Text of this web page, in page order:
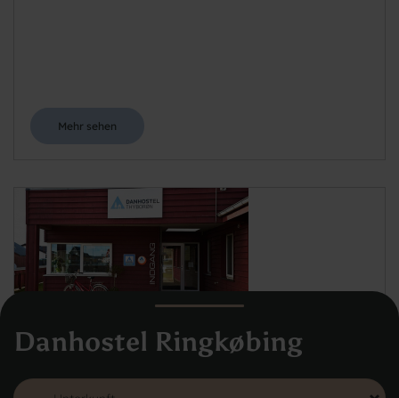
Danhostel Ringkøbing
Mehr sehen
Danhostel Thyborøn
Harboørevej 10, 7680 Lemvig
FRA 250,00 DKK